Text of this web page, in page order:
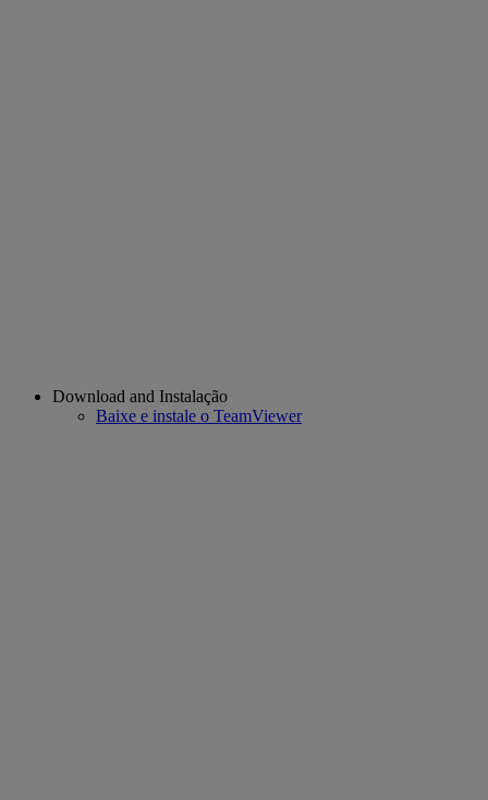
Download and Instalação
Baixe e instale o TeamViewer